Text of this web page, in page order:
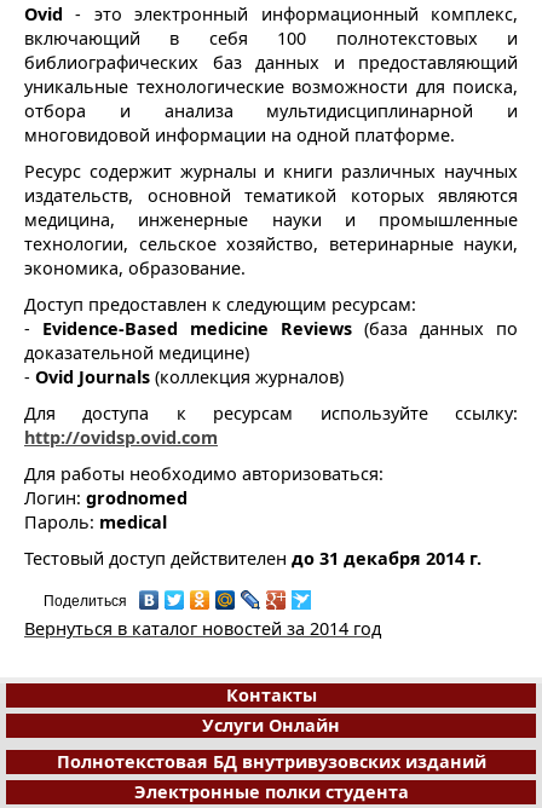
Ovid - это электронный информационный комплекс,
включающий в себя 100 полнотекстовых и
библиографических баз данных и предоставляющий
уникальные технологические возможности для поиска,
отбора и анализа мультидисциплинарной и
многовидовой информации на одной платформе.
Ресурс содержит журналы и книги различных научных
издательств, основной тематикой которых являются
медицина, инженерные науки и промышленные
технологии, сельское хозяйство, ветеринарные науки,
экономика, образование.
Доступ предоставлен к следующим ресурсам:
- Evidence-Based medicine Reviews (база данных по
доказательной медицине)
- Ovid Journals (коллекция журналов)
Для доступа к ресурсам используйте ссылку:
http://ovidsp.ovid.com
Для работы необходимо авторизоваться:
Логин: grodnomed
Пароль: medical
Тестовый доступ действителен до 31 декабря 2014 г.
Поделиться
Вернуться в каталог новостей за 2014 год
Контакты
Услуги Онлайн
Полнотекстовая БД внутривузовских изданий
Электронные полки студента